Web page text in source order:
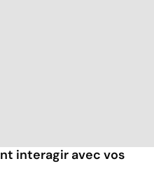
interagir avec vos